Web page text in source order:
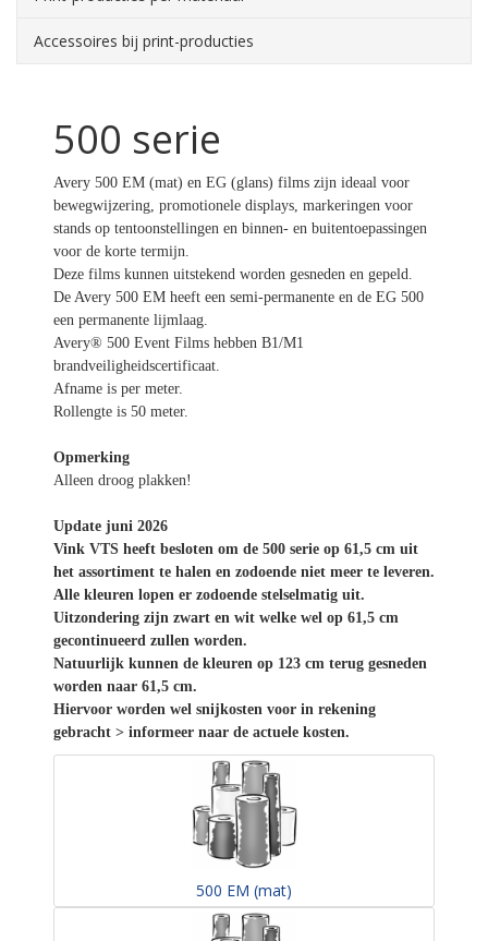
Accessoires bij print-producties
500 serie
Avery 500 EM (mat) en EG (glans) films zijn ideaal voor
bewegwijzering, promotionele displays, markeringen voor
stands op tentoonstellingen en binnen- en buitentoepassingen
voor de korte termijn.
Deze films kunnen uitstekend worden gesneden en gepeld.
De Avery 500 EM heeft een semi-permanente en de EG 500
een permanente lijmlaag.
Avery® 500 Event Films hebben B1/M1
brandveiligheidscertificaat.
Afname is per meter.
Rollengte is 50 meter.
Opmerking
Alleen droog plakken!
Update juni 2026
Vink VTS heeft besloten om de 500 serie op 61,5 cm uit
het assortiment te halen en zodoende niet meer te leveren.
Alle kleuren lopen er zodoende stelselmatig uit.
Uitzondering zijn zwart en wit welke wel op 61,5 cm
gecontinueerd zullen worden.
Natuurlijk kunnen de kleuren op 123 cm terug gesneden
worden naar 61,5 cm.
Hiervoor worden wel snijkosten voor in rekening
gebracht > informeer naar de actuele kosten.
500 EM (mat)